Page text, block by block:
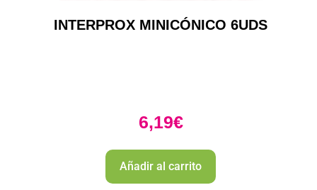
INTERPROX MINICÓNICO 6UDS
6,19€
Añadir al carrito